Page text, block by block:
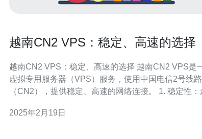
越南CN2 VPS：稳定、高速的选择
越南CN2 VPS：稳定、高速的选择 越南CN2 VPS是一种
虚拟专用服务器（VPS）服务，使用中国电信2号线路
（CN2），提供稳定、高速的网络连接。 1. 稳定性：越南
可靠性。 2. 高速性：CN
2025年2月19日